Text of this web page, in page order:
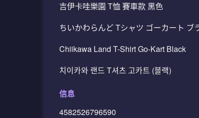
吉伊卡哇樂園 T恤 賽車款 黑色
ちいかわらんど Tシャツ ゴーカート ブ
Chiikawa Land T-Shirt Go-Kart Black
치이카와 랜드 T셔츠 고카트 (블랙)
信息
4582526796590